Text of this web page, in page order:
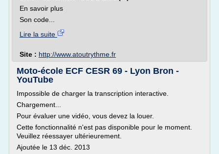
En savoir plus
Son code...
Lire la suite
Site : http://www.atoutrythme.fr
Moto-école ECF CESR 69 - Lyon Bron -
YouTube
Impossible de charger la transcription interactive.
Chargement...
Pour évaluer une vidéo, vous devez la louer.
Cette fonctionnalité n'est pas disponible pour le moment.
Veuillez réessayer ultérieurement.
Ajoutée le 13 déc. 2013